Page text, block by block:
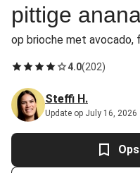
pittige
op brioche met avocado,
4.0(202)
Steffi H.
Update op July 16, 2026